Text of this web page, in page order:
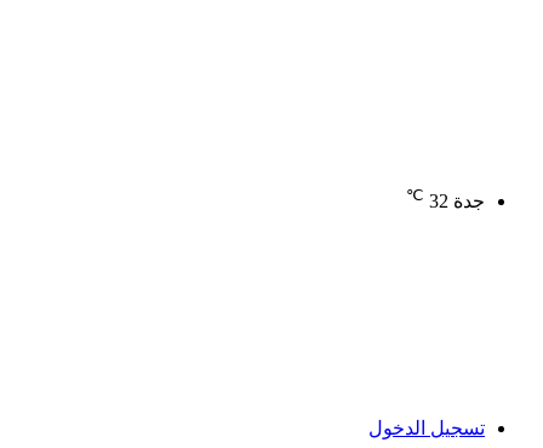
جدة 32
℃
تسجيل الدخول